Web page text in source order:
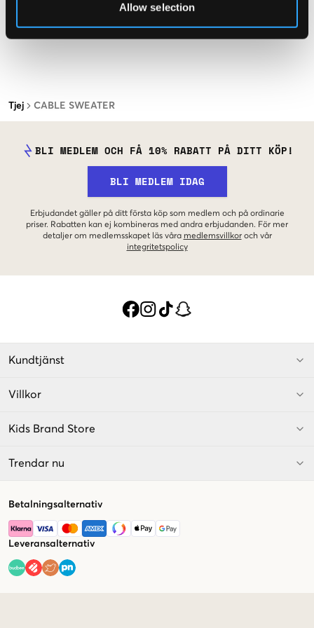
Allow selection
Tjej CABLE SWEATER
BLI MEDLEM OCH FÅ 10% RABATT PÅ DITT KÖP!
BLI MEDLEM IDAG
Erbjudandet gäller på ditt första köp som medlem och på ordinarie
priser. Rabatten kan ej kombineras med andra erbjudanden. För mer
detaljer om medlemsskapet läs våra medlemsvillkor och vår
integritetspolicy
Kundtjänst
Villkor
Kids Brand Store
Trendar nu
Betalningsalternativ
Leveransalternativ